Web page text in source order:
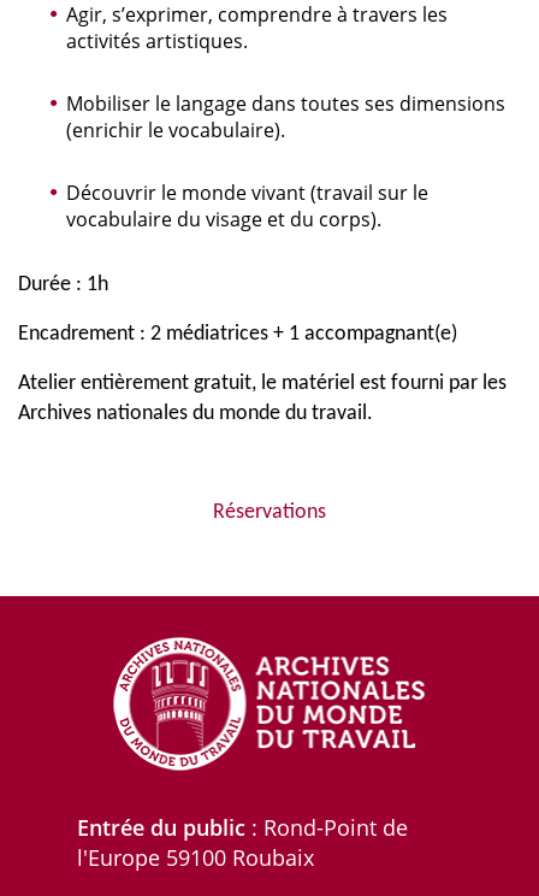
Agir, s’exprimer, comprendre à travers les
activités artistiques.
Mobiliser le langage dans toutes ses dimensions
(enrichir le vocabulaire).
Découvrir le monde vivant (travail sur le
vocabulaire du visage et du corps).
Durée : 1h
Encadrement : 2 médiatrices + 1 accompagnant(e)
Atelier entièrement gratuit, le matériel est fourni par les
Archives nationales du monde du travail.
Réservations
Entrée du public : Rond-Point de
l'Europe 59100 Roubaix